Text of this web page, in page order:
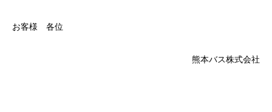
お客様 各位
熊本バス株式会社